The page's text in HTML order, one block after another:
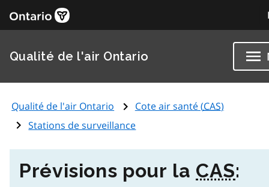
Qualité de l'air Ontario
Qualité de l'air Ontario Cote air santé (CAS)
Stations de surveillance
Prévisions pour la CAS: